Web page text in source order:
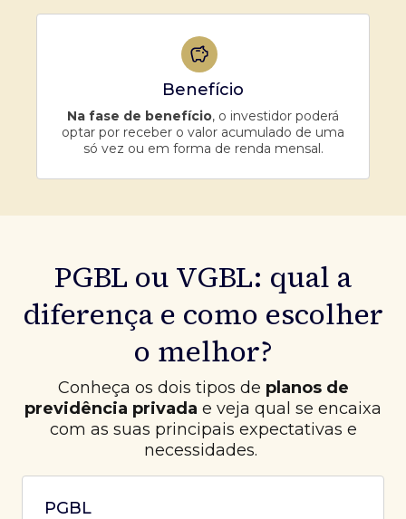
Benefício
Na fase de benefício, o investidor poderá
optar por receber o valor acumulado de uma
só vez ou em forma de renda mensal.
PGBL ou VGBL: qual a
diferença e como escolher
o melhor?
Conheça os dois tipos de planos de
previdência privada e veja qual se encaixa
com as suas principais expectativas e
necessidades.
PGBL